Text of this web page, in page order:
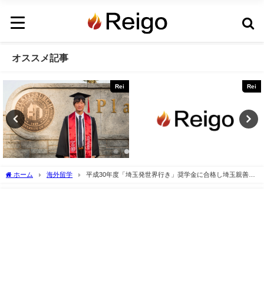
オススメ記事
Rei Rei
ホーム 海外留学
平成30年度「埼玉発世界行き」奨学金に合格し埼玉親善大